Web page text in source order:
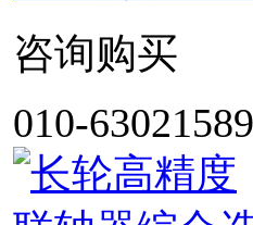
咨询购买
010-